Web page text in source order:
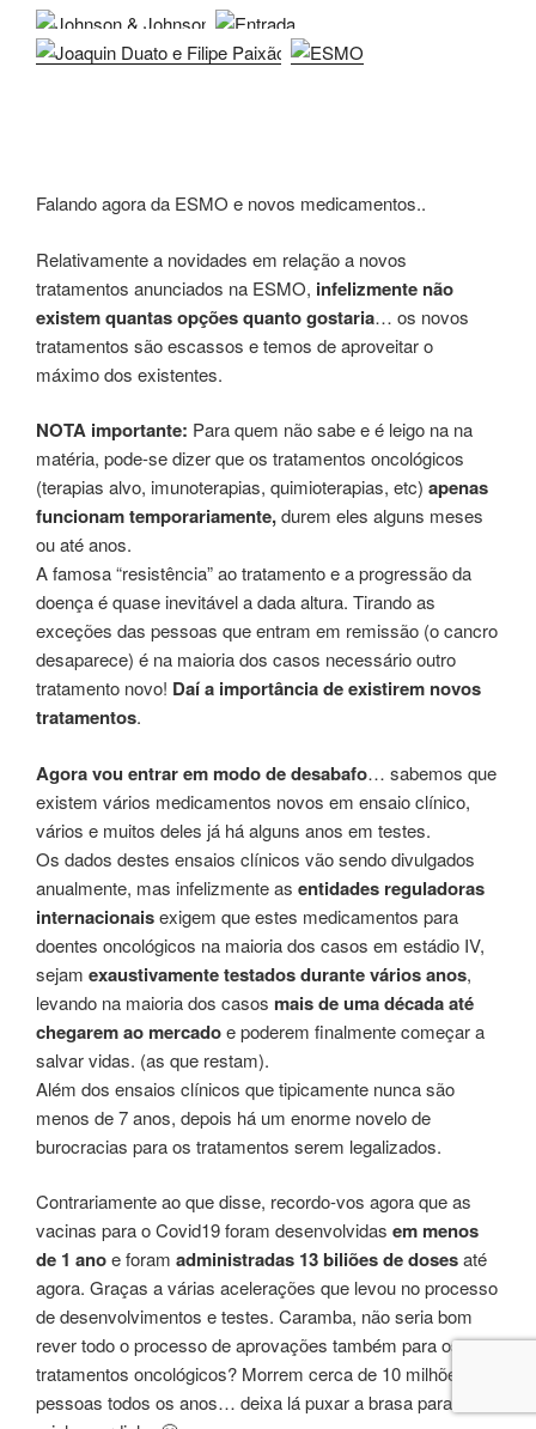
Falando agora da ESMO e novos medicamentos..
Relativamente a novidades em relação a novos
tratamentos anunciados na ESMO, infelizmente não
existem quantas opções quanto gostaria… os novos
tratamentos são escassos e temos de aproveitar o
máximo dos existentes.
NOTA importante: Para quem não sabe e é leigo na na
matéria, pode-se dizer que os tratamentos oncológicos
(terapias alvo, imunoterapias, quimioterapias, etc) apenas
funcionam temporariamente,durem eles alguns meses
ou até anos.
A famosa “resistência” ao tratamento e a progressão da
doença é quase inevitável a dada altura. Tirando as
exceções das pessoas que entram em remissão (o cancro
desaparece) é na maioria dos casos necessário outro
tratamento novo! Daí a importância de existirem novos
tratamentos.
Agora vou entrar em modo de desabafo… sabemos que
existem vários medicamentos novos em ensaio clínico,
vários e muitos deles já há alguns anos em testes.
Os dados destes ensaios clínicos vão sendo divulgados
anualmente, mas infelizmente as entidades reguladoras
internacionaisexigem que estes medicamentos para
doentes oncológicos na maioria dos casos em estádio IV,
sejam exaustivamentetestados durante vários anos,
levando na maioria dos casos mais de uma década até
chegarem ao mercadoe poderem finalmente começar a
salvar vidas. (as que restam).
Além dos ensaios clínicos que tipicamente nunca são
menos de 7 anos, depois há um enorme novelo de
burocracias para os tratamentos serem legalizados.
Contrariamente ao que disse, recordo-vos agora que as
vacinas para o Covid19 foram desenvolvidas em menos
de 1 anoe foram administradas 13 biliões de dosesaté
agora. Graças a várias acelerações que levou no processo
de desenvolvimentos e testes. Caramba, não seria bom
rever todo o processo de aprovações também para os
tratamentos oncológicos? Morrem cerca de 10 milhões de
pessoas todos os anos… deixa lá puxar a brasa para a